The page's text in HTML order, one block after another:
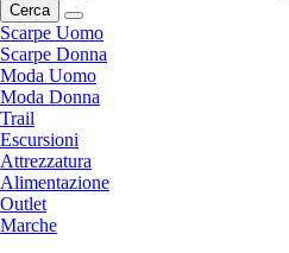
Cerca
Scarpe Uomo
Scarpe Donna
Moda Uomo
Moda Donna
Trail
Escursioni
Attrezzatura
Alimentazione
Outlet
Marche